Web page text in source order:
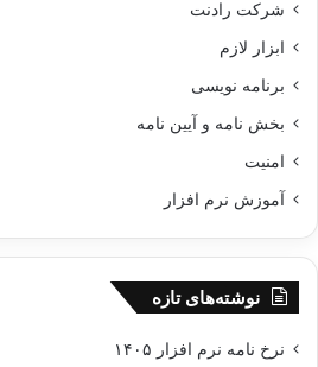
شرکت رادنت
ابزار لازم
برنامه نویسی
بخش نامه و آیین نامه
امنیت
آموزش نرم افزار
نوشته‌های تازه
نرخ نامه نرم افزار ۱۴۰۵